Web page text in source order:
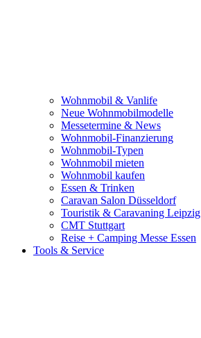
Wohnmobil & Vanlife
Neue Wohnmobilmodelle
Messetermine & News
Wohnmobil-Finanzierung
Wohnmobil-Typen
Wohnmobil mieten
Wohnmobil kaufen
Essen & Trinken
Caravan Salon Düsseldorf
Touristik & Caravaning Leipzig
CMT Stuttgart
Reise + Camping Messe Essen
Tools & Service